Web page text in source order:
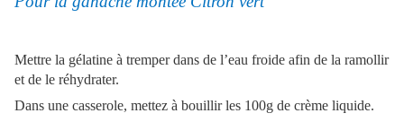
Mettre la gélatine à tremper dans de l’eau froide afin de la ramollir
et de le réhydrater.
Dans une casserole, mettez à bouillir les 100g de crème liquide.